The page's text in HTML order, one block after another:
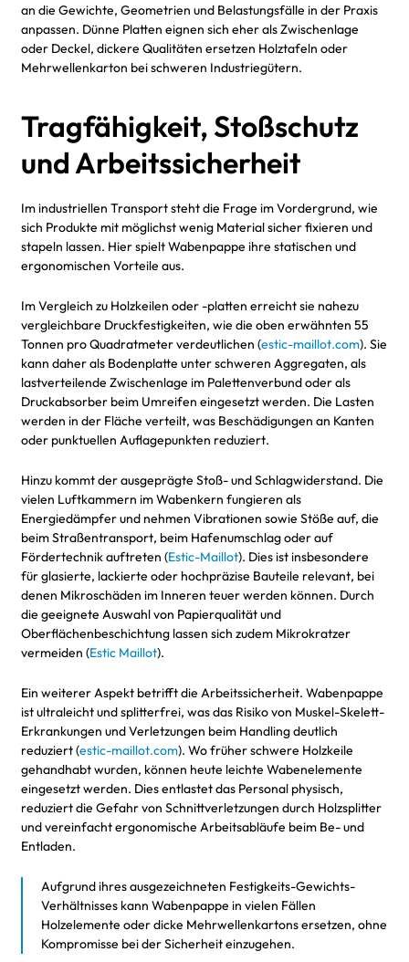
an die Gewichte, Geometrien und Belastungsfälle in der Praxis
anpassen. Dünne Platten eignen sich eher als Zwischenlage
oder Deckel, dickere Qualitäten ersetzen Holztafeln oder
Mehrwellenkarton bei schweren Industriegütern.
Tragfähigkeit, Stoßschutz
und Arbeitssicherheit
Im industriellen Transport steht die Frage im Vordergrund, wie
sich Produkte mit möglichst wenig Material sicher fixieren und
stapeln lassen. Hier spielt Wabenpappe ihre statischen und
ergonomischen Vorteile aus.
Im Vergleich zu Holzkeilen oder -platten erreicht sie nahezu
vergleichbare Druckfestigkeiten, wie die oben erwähnten 55
Tonnen pro Quadratmeter verdeutlichen (estic-maillot.com). Sie
kann daher als Bodenplatte unter schweren Aggregaten, als
lastverteilende Zwischenlage im Palettenverbund oder als
Druckabsorber beim Umreifen eingesetzt werden. Die Lasten
werden in der Fläche verteilt, was Beschädigungen an Kanten
oder punktuellen Auflagepunkten reduziert.
Hinzu kommt der ausgeprägte Stoß- und Schlagwiderstand. Die
vielen Luftkammern im Wabenkern fungieren als
Energiedämpfer und nehmen Vibrationen sowie Stöße auf, die
beim Straßentransport, beim Hafenumschlag oder auf
Fördertechnik auftreten (Estic-Maillot). Dies ist insbesondere
für glasierte, lackierte oder hochpräzise Bauteile relevant, bei
denen Mikroschäden im Inneren teuer werden können. Durch
die geeignete Auswahl von Papierqualität und
Oberflächenbeschichtung lassen sich zudem Mikrokratzer
vermeiden (Estic Maillot).
Ein weiterer Aspekt betrifft die Arbeitssicherheit. Wabenpappe
ist ultraleicht und splitterfrei, was das Risiko von Muskel-Skelett-
Erkrankungen und Verletzungen beim Handling deutlich
reduziert (estic-maillot.com). Wo früher schwere Holzkeile
gehandhabt wurden, können heute leichte Wabenelemente
eingesetzt werden. Dies entlastet das Personal physisch,
reduziert die Gefahr von Schnittverletzungen durch Holzsplitter
und vereinfacht ergonomische Arbeitsabläufe beim Be- und
Entladen.
Aufgrund ihres ausgezeichneten Festigkeits-Gewichts-
Verhältnisses kann Wabenpappe in vielen Fällen
Holzelemente oder dicke Mehrwellenkartons ersetzen, ohne
Kompromisse bei der Sicherheit einzugehen.